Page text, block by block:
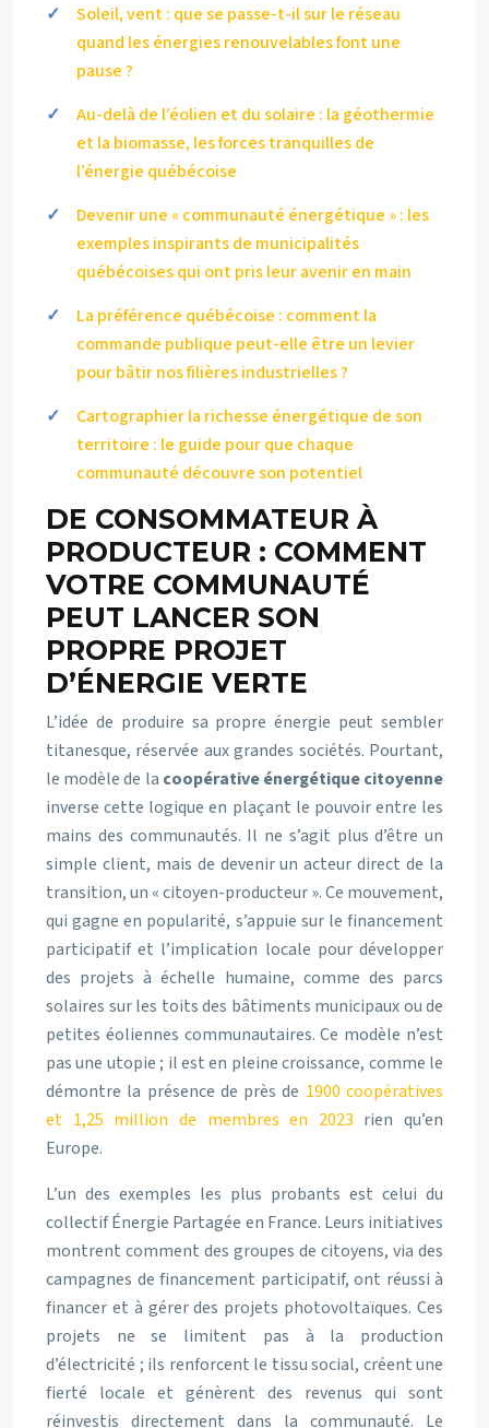
Soleil, vent : que se passe-t-il sur le réseau
quand les énergies renouvelables font une
pause ?
Au-delà de l’éolien et du solaire : la géothermie
et la biomasse, les forces tranquilles de
l’énergie québécoise
Devenir une « communauté énergétique » : les
exemples inspirants de municipalités
québécoises qui ont pris leur avenir en main
La préférence québécoise : comment la
commande publique peut-elle être un levier
pour bâtir nos filières industrielles ?
Cartographier la richesse énergétique de son
territoire : le guide pour que chaque
communauté découvre son potentiel
DE CONSOMMATEUR À
PRODUCTEUR : COMMENT
VOTRE COMMUNAUTÉ
PEUT LANCER SON
PROPRE PROJET
D’ÉNERGIE VERTE
L’idée de produire sa propre énergie peut sembler
titanesque, réservée aux grandes sociétés. Pourtant,
le modèle de la coopérative énergétique citoyenne
inverse cette logique en plaçant le pouvoir entre les
mains des communautés. Il ne s’agit plus d’être un
simple client, mais de devenir un acteur direct de la
transition, un « citoyen-producteur ». Ce mouvement,
qui gagne en popularité, s’appuie sur le financement
participatif et l’implication locale pour développer
des projets à échelle humaine, comme des parcs
solaires sur les toits des bâtiments municipaux ou de
petites éoliennes communautaires. Ce modèle n’est
pas une utopie ; il est en pleine croissance, comme le
démontre la présence de près de 1900 coopératives
et 1,25 million de membres en 2023 rien qu’en
Europe.
L’un des exemples les plus probants est celui du
collectif Énergie Partagée en France. Leurs initiatives
montrent comment des groupes de citoyens, via des
campagnes de financement participatif, ont réussi à
financer et à gérer des projets photovoltaïques. Ces
projets ne se limitent pas à la production
d’électricité ; ils renforcent le tissu social, créent une
fierté locale et génèrent des revenus qui sont
réinvestis directement dans la communauté. Le